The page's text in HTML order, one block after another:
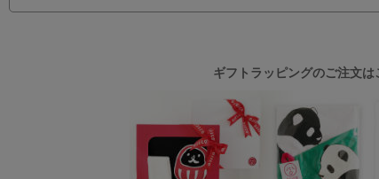
ギフトラッピングのご注文は